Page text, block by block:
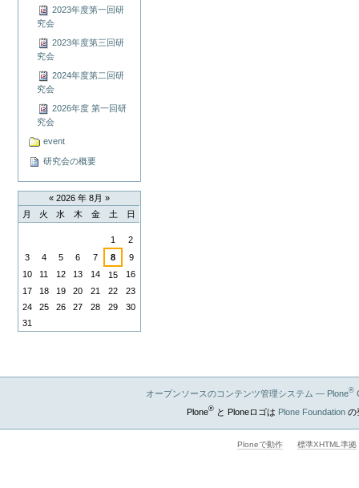
2023年度第一回研
究会
2023年度第三回研
究会
2024年度第二回研
究会
2026年度 第一回研
究会
event
研究会の概要
« 2026 年 8月»
月 火 水 木 金 土 日
1
2
3
4 5 6 7 8
9
10
11 12 13 14 15
16
17
18 19 20 21 22
23
24
25 26 27 28 29
30
31
オープンソースのコンテンツ管理システム — Plone®
Plone® と Ploneロゴは Plone Foundation の
Ploneで動作 標準XHTML準拠